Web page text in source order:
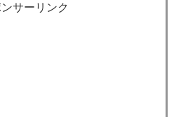
サーリンク